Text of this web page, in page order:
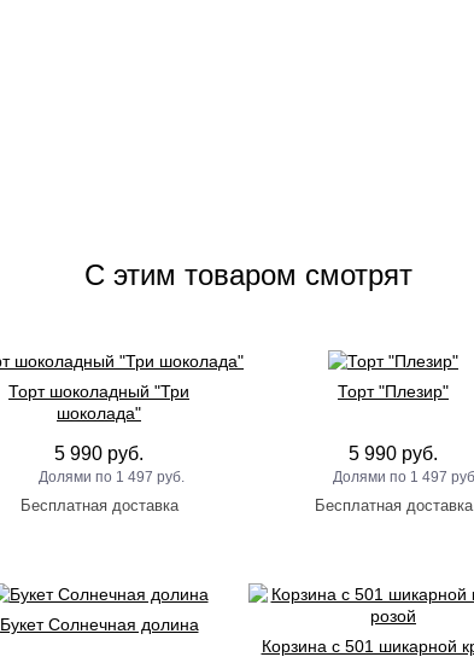
C этим товаром смотрят
Торт шоколадный "Три
шоколада"
5 990 руб.
1 497 руб.
Торт "Плезир"
5 990 руб.
1 497
Букет Солнечная долина
Корзина с 501 шикарной